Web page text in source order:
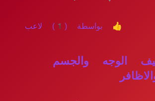
👍 بواسطة (1) لاعب
الوجه والجسم